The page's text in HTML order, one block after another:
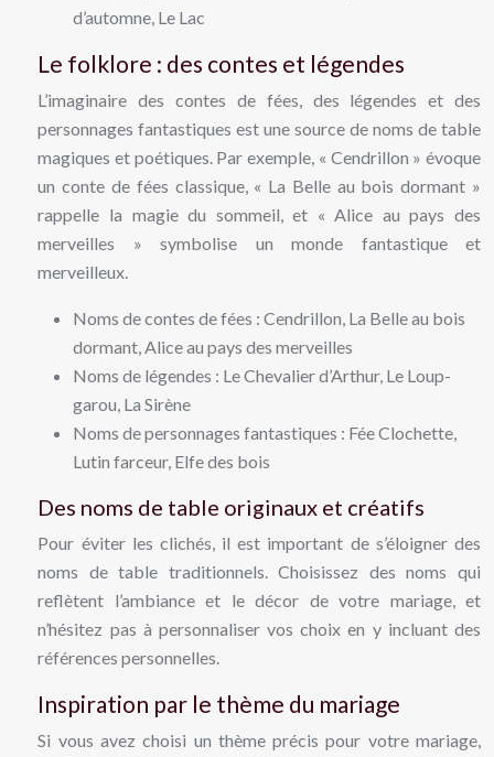
d’automne, Le Lac
Le folklore : des contes et légendes
L’imaginaire des contes de fées, des légendes et des
personnages fantastiques est une source de noms de table
magiques et poétiques. Par exemple, « Cendrillon » évoque
un conte de fées classique, « La Belle au bois dormant »
rappelle la magie du sommeil, et « Alice au pays des
merveilles » symbolise un monde fantastique et
merveilleux.
Noms de contes de fées : Cendrillon, La Belle au bois
dormant, Alice au pays des merveilles
Noms de légendes : Le Chevalier d’Arthur, Le Loup-
garou, La Sirène
Noms de personnages fantastiques : Fée Clochette,
Lutin farceur, Elfe des bois
Des noms de table originaux et créatifs
Pour éviter les clichés, il est important de s’éloigner des
noms de table traditionnels. Choisissez des noms qui
reflètent l’ambiance et le décor de votre mariage, et
n’hésitez pas à personnaliser vos choix en y incluant des
références personnelles.
Inspiration par le thème du mariage
Si vous avez choisi un thème précis pour votre mariage,